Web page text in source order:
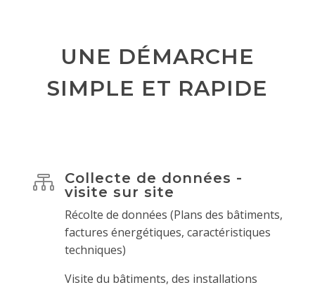
UNE DÉMARCHE
SIMPLE ET RAPIDE

Collecte de données -
visite sur site
Récolte de données (Plans des bâtiments,
factures énergétiques, caractéristiques
techniques)
Visite du bâtiments, des installations